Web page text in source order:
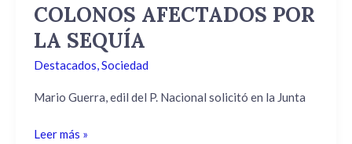
COLONOS AFECTADOS POR
LA SEQUÍA
Destacados,Sociedad
Mario Guerra, edil del P. Nacional solicitó en la Junta
COLONOS
POR
LA
Leer más »